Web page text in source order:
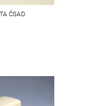
ČSAD